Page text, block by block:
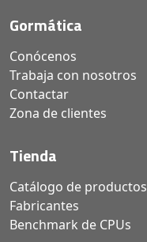
Gormática
Conócenos
Trabaja con nosotros
Contactar
Zona de clientes
Tienda
Catálogo de productos
Fabricantes
Benchmark de CPUs